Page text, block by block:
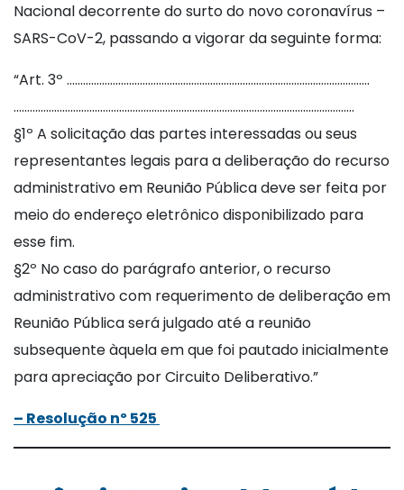
Nacional decorrente do surto do novo coronavírus –
SARS-CoV-2, passando a vigorar da seguinte forma:
“Art. 3º ………………………………………………………………………………………………….
………………………………………………………………………………………………………………
§1º A solicitação das partes interessadas ou seus
representantes legais para a deliberação do recurso
administrativo em Reunião Pública deve ser feita por
meio do endereço eletrônico disponibilizado para
esse fim.
§2º No caso do parágrafo anterior, o recurso
administrativo com requerimento de deliberação em
Reunião Pública será julgado até a reunião
subsequente àquela em que foi pautado inicialmente
para apreciação por Circuito Deliberativo.”
– Resolução nº 525